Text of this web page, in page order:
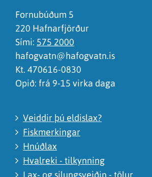
Ég skil ekki efnið, finnst það of flókið
Fornubúðum 5
220 Hafnarfjörður
Sími: 575 2000
hafogvatn@hafogvatn.is
Kt. 470616-0830
Opið: frá 9-15 virka daga
Veiddir þú eldislax?
Fiskmerkingar
Hnúðlax
Hvalreki - tilkynning
Lax- og silungsveiðin - tölur